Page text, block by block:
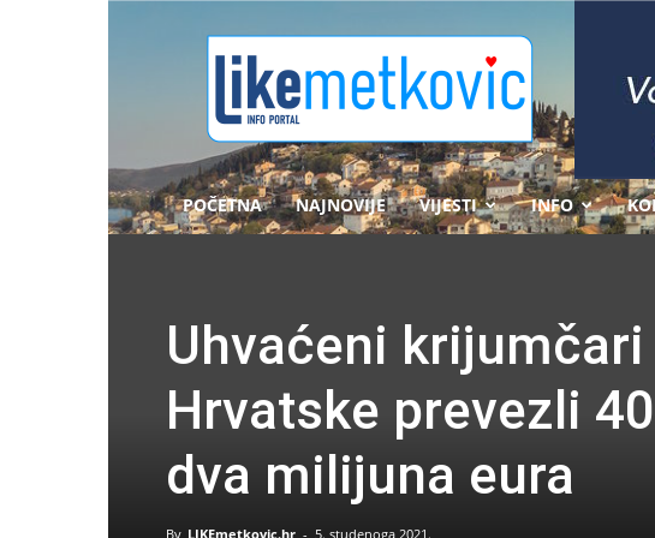
POČETNA NAJNOVIJE VIJESTI INFO
Uhvaćeni
Hrvatske prevezli
dva milijuna eura
By LIKEmetkovic.hr - 5. studenoga 2021.